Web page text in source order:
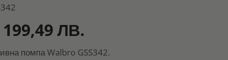
ЛВ.
помпа Walbro GSS342.